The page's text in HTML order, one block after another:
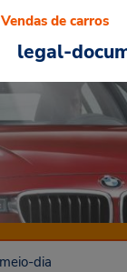
legal-
Vendas de carros